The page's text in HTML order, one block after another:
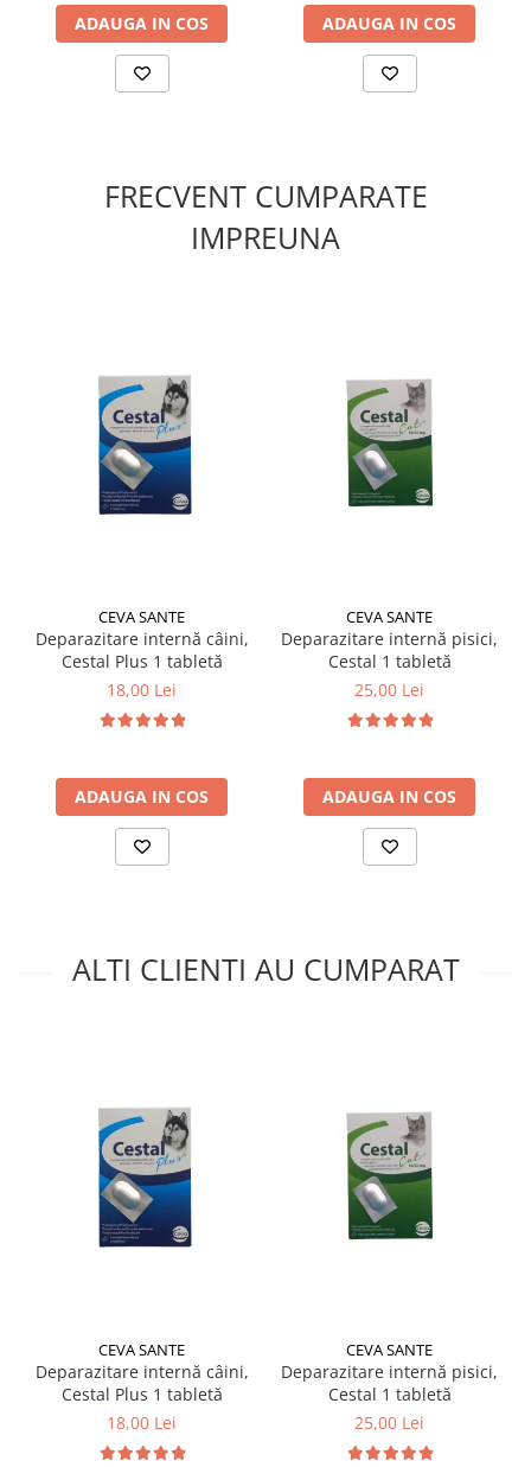
ADAUGA IN COS ADAUGA IN COS
FRECVENT CUMPARATE
IMPREUNA
CEVA SANTE
Deparazitare internă câini,
Cestal Plus 1 tabletă
18,00 Lei
ADAUGA IN COS
CEVA SANTE
Deparazitare internă pisici,
Cestal 1 tabletă
25,00 Lei
ADAUGA IN COS
ALTI CLIENTI AU CUMPARAT
CEVA SANTE
Deparazitare internă câini,
Cestal Plus 1 tabletă
18,00 Lei
CEVA SANTE
Deparazitare internă pisici,
Cestal 1 tabletă
25,00 Lei